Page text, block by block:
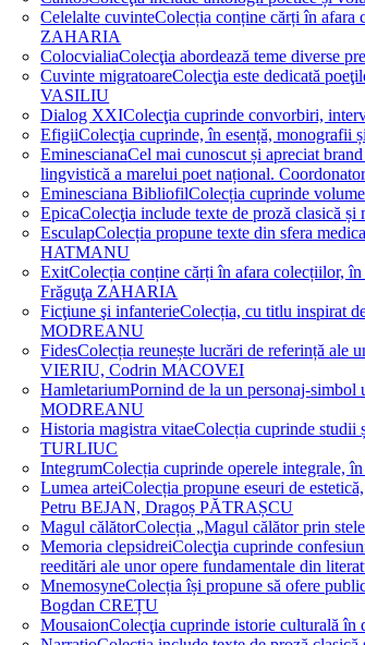
Celelalte cuvinteColecția conține cărți în
ZAHARIA
ColocvialiaColecţia abordează teme diverse
Cuvinte migratoareColecţia este dedicată
VASILIU
Dialog XXIColecţia cuprinde convorbiri,
EfigiiColecţia cuprinde, în esență,
EminescianaCel mai cunoscut și apreciat
lingvistică a marelui poet național.
Eminesciana BibliofilColecția cuprinde
EpicaColecţia include texte de proză clasică
EsculapColecția propune texte din sfera
HATMANU
ExitColecția conține cărți în afara colecțiilor,
Frăguţa ZAHARIA
Ficţiune şi infanterieColecția, cu titlu inspirat
MODREANU
FidesColecția reunește lucrări de referință ale
VIERIU, Codrin MACOVEI
HamletariumPornind de la un personaj-simbol
MODREANU
Historia magistra vitaeColecția cuprinde
TURLIUC
IntegrumColecția cuprinde operele integrale,
Lumea arteiColecția propune eseuri de
Petru BEJAN, Dragoș PĂTRAȘCU
Magul călătorColecția „Magul călător prin
Memoria clepsidreiColecţia cuprinde
reeditări ale unor opere fundamentale din
MnemosyneColecția își propune să ofere
Bogdan CREȚU
MousaionColecţia cuprinde istorie culturală